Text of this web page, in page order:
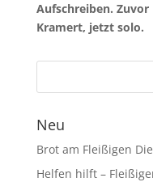
Aufschreiben.
Kramert, jetzt solo.
Neu
Brot am Fleißigen
Helfen hilft –